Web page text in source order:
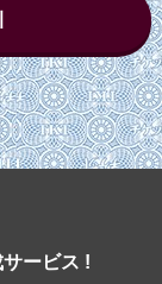
ービス !